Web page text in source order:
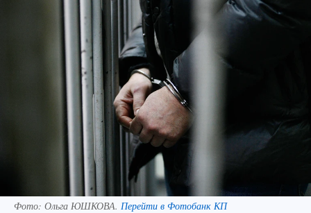
Фото: Ольга ЮШКОВА. Перейти в Фотобанк КП